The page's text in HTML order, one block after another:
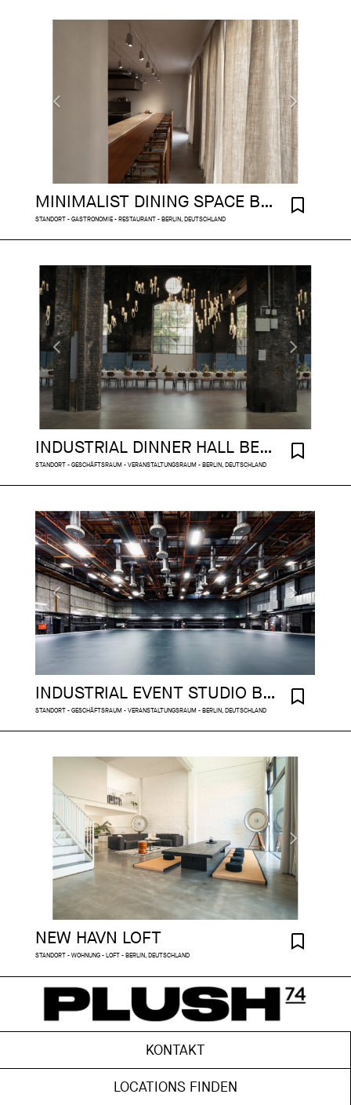
MINIMALIST DINING SPACE BERLIN
STANDORT - GASTRONOMIE - RESTAURANT - BERLIN, DEUTSCHLAND
INDUSTRIAL DINNER HALL BERLIN
STANDORT - GESCHÄFTSRAUM - VERANSTALTUNGSRAUM - BERLIN, DEUTSCHLAND
INDUSTRIAL EVENT STUDIO BERLIN
STANDORT - GESCHÄFTSRAUM - VERANSTALTUNGSRAUM - BERLIN, DEUTSCHLAND
NEW HAVN LOFT
STANDORT - WOHNUNG - LOFT - BERLIN, DEUTSCHLAND
KONTAKT
LOCATIONS FINDEN